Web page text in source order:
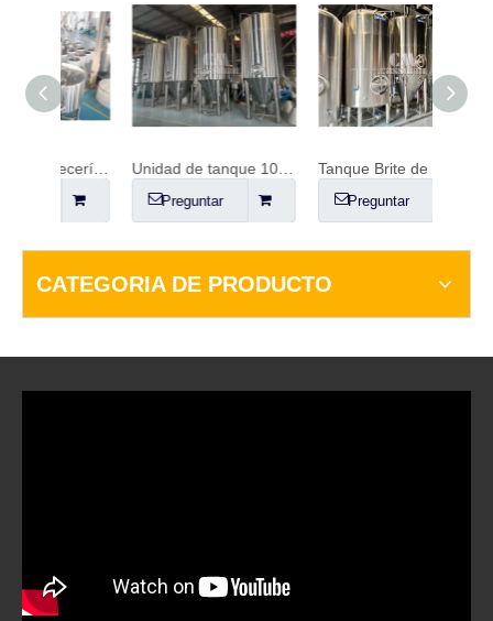
Unidad de tanque 100HL
Preguntar
Tanque Brite de 30 BBL (con camisa)
Preguntar
CATEGORIA DE PRODUCTO